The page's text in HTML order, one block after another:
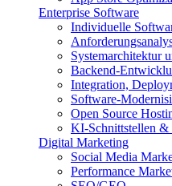
Enterprise Software
Individuelle
Systemarchitektur
Backend-
Integration,
Software-
Open Source
KI-Schnittstellen &
Digital Marketing
Social Media
Performance